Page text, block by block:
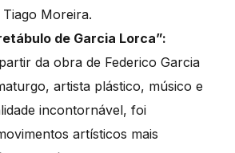
Moreira.
de Garcia Lorca”:
da obra de Federico Garcia
artista plástico, músico e
incontornável, foi
artísticos mais